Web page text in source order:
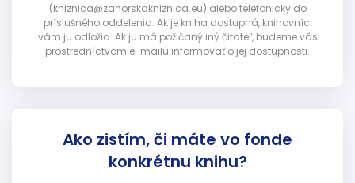
(kniznica@zahorskakniznica.eu) alebo telefonicky do
príslušného oddelenia. Ak je kniha dostupná, knihovníci
vám ju odložia. Ak ju má požičaný iný čitateľ, budeme vás
prostredníctvom e-mailu informovať o jej dostupnosti.
Ako zistím, či máte vo fonde
konkrétnu knihu?